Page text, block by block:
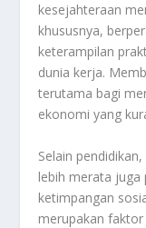
kesejahteraan
khususnya,
keterampilan
dunia kerja.
terutama bagi
ekonomi yang
Selain
lebih merata juga
ketimpangan
merupakan